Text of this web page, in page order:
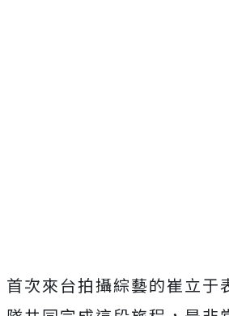
首次來台拍攝綜藝的崔立于